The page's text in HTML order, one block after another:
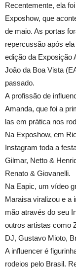
Recentemente, ela
Exposhow, que
de maio. As portas
repercussão após
edição da Exposição
João da Boa Vista
passado.
A profissão de
Amanda, que foi a
las em prática nos
Na Exposhow, em
Instagram toda a
Gilmar, Netto &
Renato & Giovanelli.
Na Eapic, um vídeo
Maraisa viralizou e a
mão através do seu
outros artistas como
DJ, Gustavo Mioto,
A influencer é
rodeios pelo Brasil.